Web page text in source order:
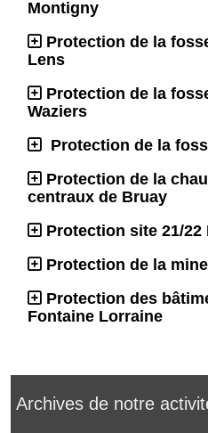
Montigny
Protection de la
Lens
Protection de la
Waziers
Protection de la
Protection de la
centraux de Bruay
Protection site 21/22
Protection de la
Protection des
Fontaine Lorraine
Archives de notre